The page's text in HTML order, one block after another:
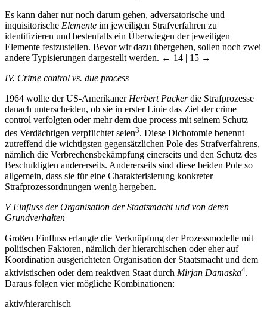
Es kann daher nur noch darum gehen, adversatorische und
inquisitorische Elemente im jeweiligen Strafverfahren zu
identifizieren und bestenfalls ein Überwiegen der jeweiligen
Elemente festzustellen. Bevor wir dazu übergehen, sollen noch zwei
andere Typisierungen dargestellt werden. ← 14 | 15 →
IV. Crime control vs. due process
1964 wollte der US-Amerikaner Herbert Packerdie Strafprozesse
danach unterscheiden, ob sie in erster Linie das Ziel der crime
control verfolgten oder mehr dem due process mit seinem Schutz
des Verdächtigen verpflichtet seien3. Diese Dichotomie benennt
zutreffend die wichtigsten gegensätzlichen Pole des Strafverfahrens,
nämlich die Verbrechensbekämpfung einerseits und den Schutz des
Beschuldigten andererseits. Andererseits sind diese beiden Pole so
allgemein, dass sie für eine Charakterisierung konkreter
Strafprozessordnungen wenig hergeben.
V Einfluss der Organisation der Staatsmacht und von deren
Grundverhalten
Großen Einfluss erlangte die Verknüpfung der Prozessmodelle mit
politischen Faktoren, nämlich der hierarchischen oder eher auf
Koordination ausgerichteten Organisation der Staatsmacht und dem
aktivistischen oder dem reaktiven Staat durch Mirjan Damaska4.
Daraus folgen vier mögliche Kombinationen:
aktiv/hierarchisch